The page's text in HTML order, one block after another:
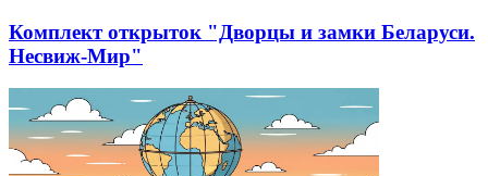
Комплект открыток "Дворцы и замки Беларуси.
Несвиж-Мир"